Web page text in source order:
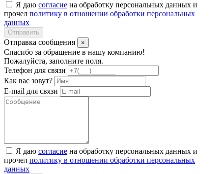
Я даю согласие на обработку персональных данных и
прочел политику в отношении обработки персональных
данных
Отправить
Отправка сообщения ×
Спасибо за обращение в нашу компанию!
Пожалуйста, заполните поля.
Телефон для связи
Как вас зовут?
E-mail для связи
Я даю согласие на обработку персональных данных и
прочел политику в отношении обработки персональных
данных